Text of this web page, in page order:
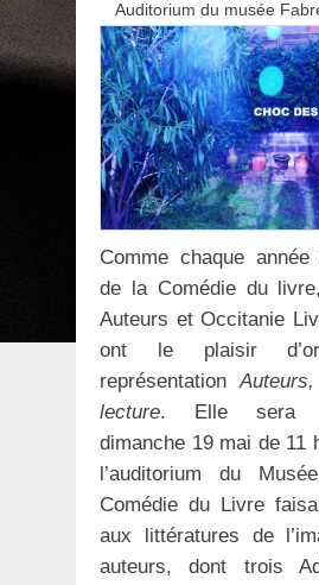
Auditorium du musée
Comme chaque année
de la Comédie du
Auteurs et Occitanie
ont le plaisir
représentation
lecture. Elle sera
dimanche 19 mai de 11
l’auditorium du
Comédie du Livre
aux littératures de
auteurs, dont trois